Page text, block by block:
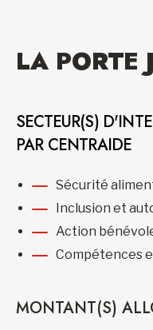
LA PORTE
SECTEUR(S)
PAR CENTRAIDE
Sécurité
Inclusion et
Action
Compétences
MONTANT(S)